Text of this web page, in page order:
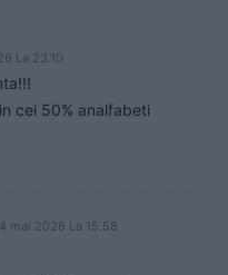
La 23.10
cei 50% analfabeti
mai 2026 La 15.58